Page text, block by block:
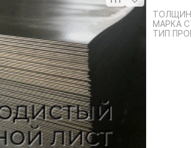
МАРКА
ТИП